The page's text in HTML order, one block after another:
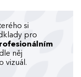
si
pro
něj
vizuál.